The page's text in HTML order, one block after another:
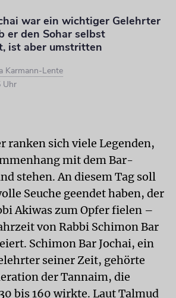
war ein wichtiger Gelehrter
er den Sohar selbst
ist aber umstritten
Karmann-Lente
Uhr
ranken sich viele Legenden,
mit dem Bar-
stehen. An diesem Tag soll
Seuche geendet haben, der
Akiwas zum Opfer fielen –
von Rabbi Schimon Bar
Schimon Bar Jochai, ein
seiner Zeit, gehörte
der Tannaim, die
bis 160 wirkte. Laut Talmud